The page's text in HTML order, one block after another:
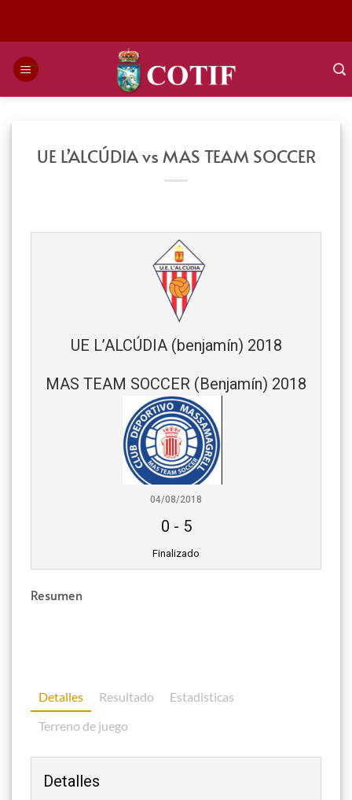
UE L’ALCÚDIA vs MAS TEAM SOCCER
UE L’ALCÚDIA (benjamín) 2018
MAS TEAM SOCCER (Benjamín) 2018
04/08/2018
0 - 5
Finalizado
Resumen
Detalles Resultado
Estadisticas
Terreno de juego
Detalles